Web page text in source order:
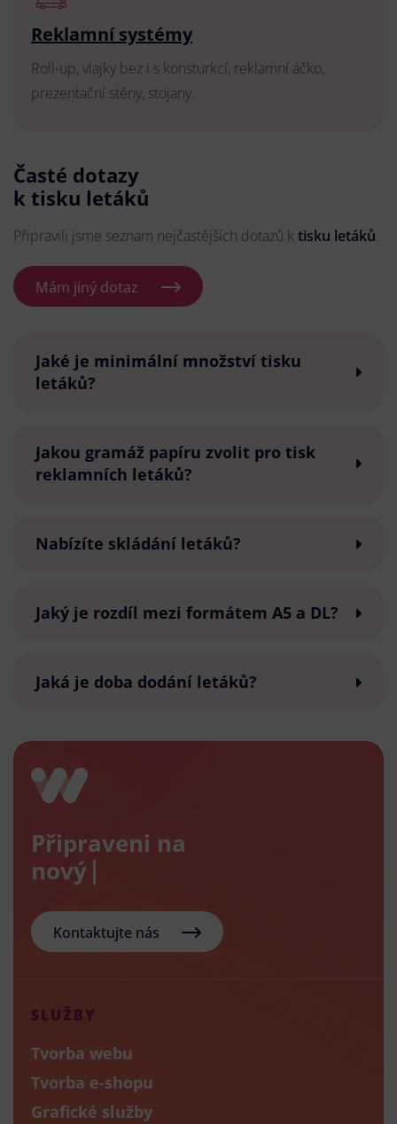
Reklamní systémy
Roll-up, vlajky bez i s konsturkcí, reklamní áčko,
prezentační stěny, stojany.
Časté dotazy
k tisku letáků
Připravili jsme seznam nejčastějších dotazů k tisku letáků.
Mám jiný dotaz
Jaké je minimální množství tisku
letáků?
Jakou gramáž papíru zvolit pro tisk
reklamních letáků?
Nabízíte skládání letáků?
Jaký je rozdíl mezi formátem A5 a DL?
Jaká je doba dodání letáků?
Připraveni na
nový e-sho
Kontaktujte nás
SLUŽBY
Tvorba webu
Tvorba e-shopu
Grafické služby